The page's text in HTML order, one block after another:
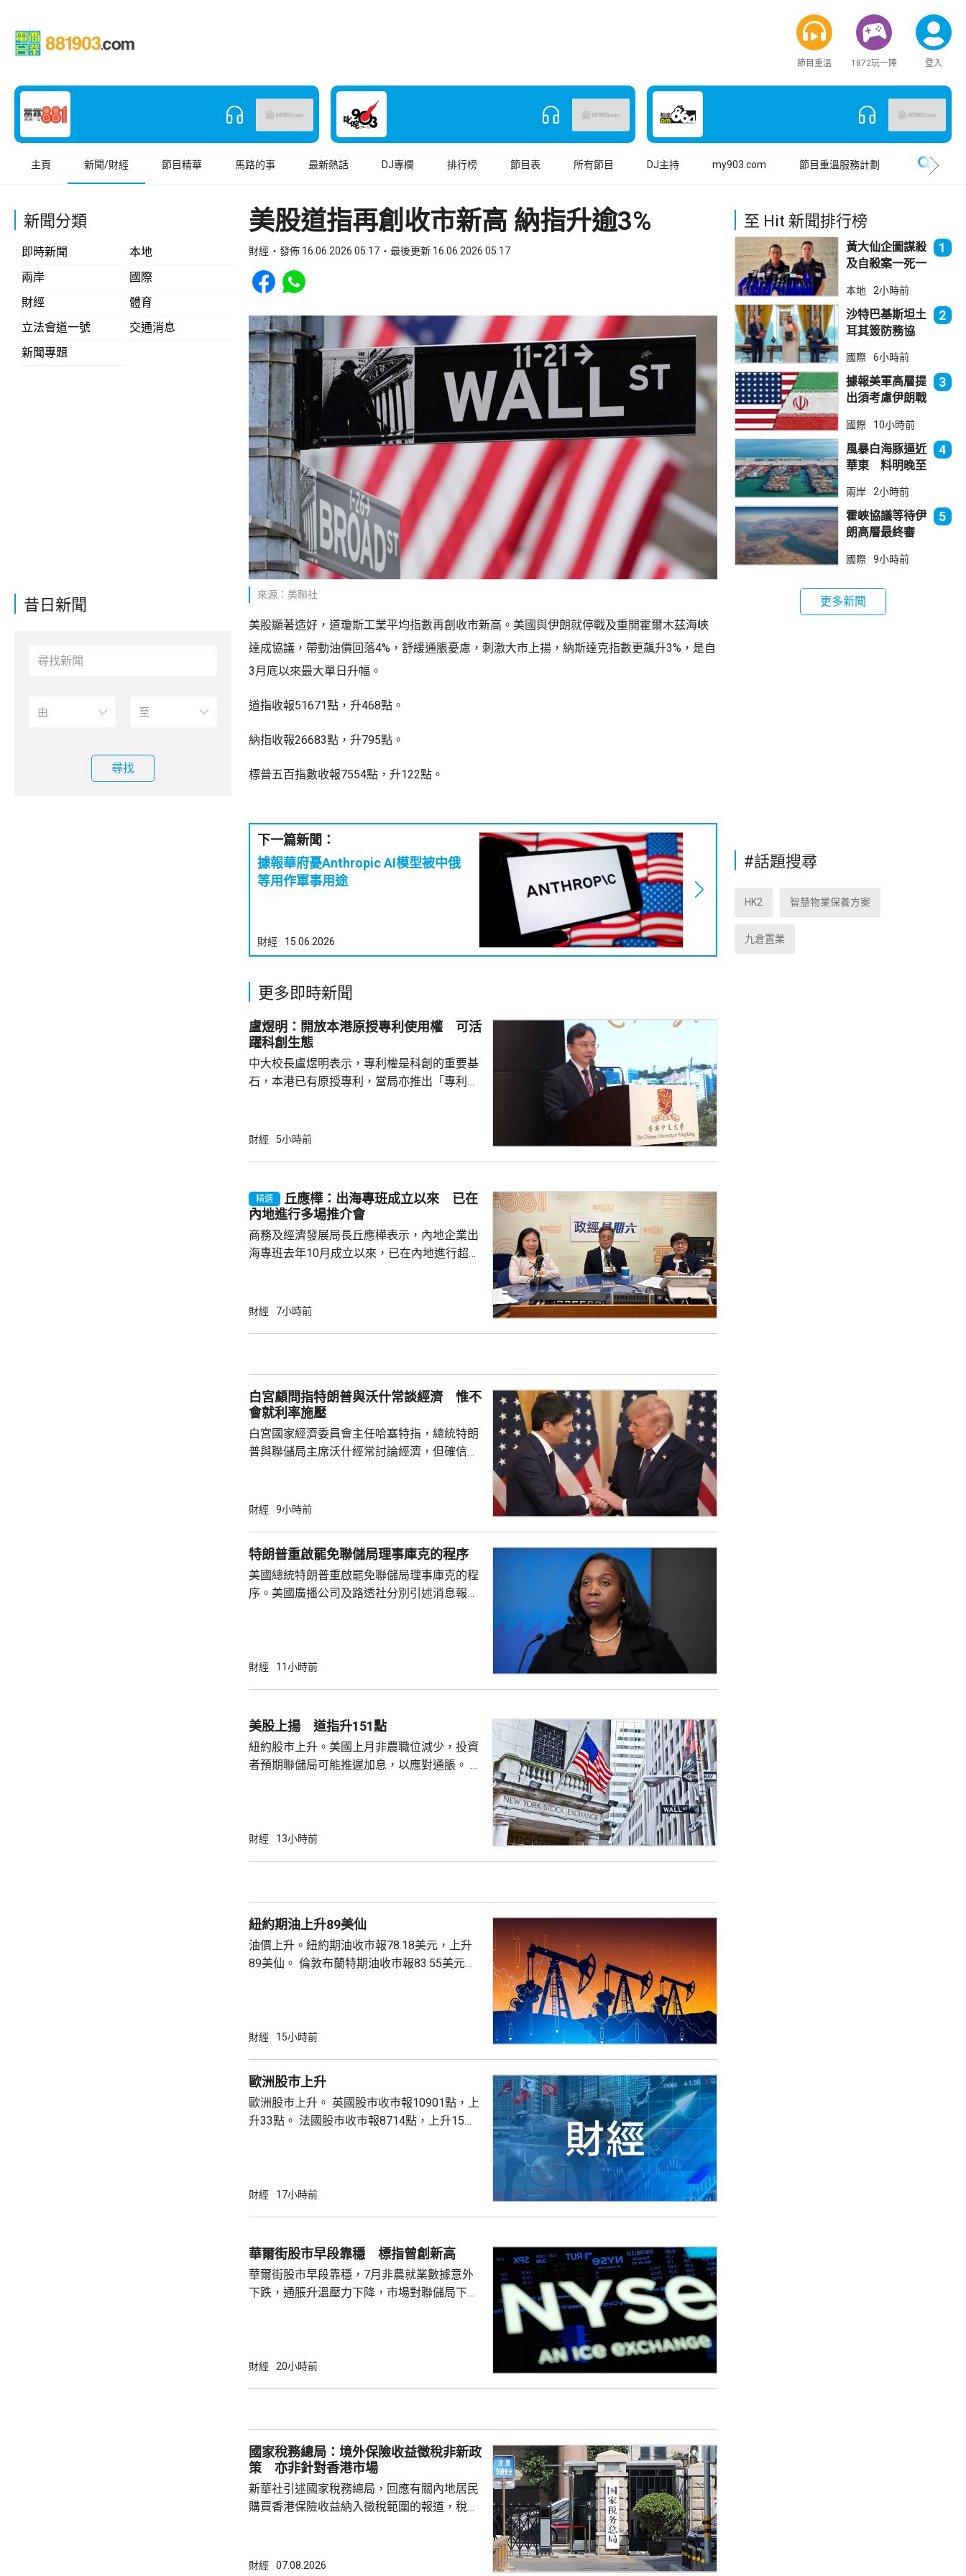
節目重溫 1872玩一陣 登入
主頁 新聞/財經 節目精華 馬路的事 最新熱話 DJ專欄 排行榜 節目表 所有節目 DJ主持 my903.com 節目重溫服務計劃
新聞分類
即時新聞
本地
兩岸
國際
財經
體育
立法會道一號
交通消息
新聞專題
昔日新聞
尋找
美股道指再創收市新高 納指升逾3%
財經 發佈 16.06.2026 05:17 最後更新 16.06.2026 05:17
Share to Facebook
Share to WhatsApp
來源：美聯社
美股顯著造好，道瓊斯工業平均指數再創收市新高。美國與伊朗就停戰及重開霍爾木茲海峽
達成協議，帶動油價回落4%，舒緩通脹憂慮，刺激大市上揚，納斯達克指數更飆升3%，是自
3月底以來最大單日升幅。
道指收報51671點，升468點。
納指收報26683點，升795點。
標普五百指數收報7554點，升122點。
下一篇新聞：
據報華府憂Anthropic AI模型被中俄
等用作軍事用途
財經 15.06.2026
更多即時新聞
盧煜明：開放本港原授專利使用權 可活
躍科創生態
中大校長盧煜明表示，專利權是科創的重要基
石，本港已有原授專利，當局亦推出「專利
使用，相信會有更多人來港申請專利，活躍本
產出獨角獸企業，必須依賴其他市場，例如大
灣區，及解決專利權方面弱點。盧煜明表示，
中大亦將把握北都帶來的機遇，已向政府提...
財經 5小時前
精選
丘應樺：出海專班成立以來 已在
內地進行多場推介會
商務及經濟發展局長丘應樺表示，內地企業出
海專班去年10月成立以來，已在內地進行超過
時，亦已帶同內地及香港企業隨團，簽訂96份
總部或公司，並在香港作籌融資，相信對香港
整體經濟有幫助，他下周出訪馬來...
財經 7小時前
白宮顧問指特朗普與沃什常談經濟 惟不
會就利率施壓
白宮國家經濟委員會主任哈塞特指，總統特朗
普與聯儲局主席沃什經常討論經濟，但確信特
什和特朗普長期以來關係非常密切，一直會討
見，令外界質疑特朗普可能試圖影響聯儲局決
策。不過日程顯示，沃什6月沒與特朗普通話
或會談，只是與財長貝森特進行三次早餐
財經 9小時前
特朗普重啟罷免聯儲局理事庫克的程序
美國總統特朗普重啟罷免聯儲局理事庫克的程
序。美國廣播公司及路透社分別引述消息報
事的誠信產生質疑，因此特朗普正考慮撒銷她
何正當理由可以解除庫克的職務。 特朗普去年
8月底亦曾以欺詐抵押貸款為由，解除庫...
財經 11小時前
美股上揚 道指升151點
紐約股巿上升。美國上月非農職位減少，投資
者預期聯儲局可能推遲加息，以應對通脹。 道
上升47點。 總計整個星期，納指上升5.2%。
財經 13小時前
紐約期油上升89美仙
油價上升。紐約期油收巿報78.18美元，上升
89美仙。 倫敦布蘭特期油收巿報83.55美元，
財經 15小時前
歐洲股巿上升
歐洲股巿上升。 英國股巿收巿報10901點，上
升33點。 法國股巿收巿報8714點，上升15
財經 17小時前
華爾街股市早段靠穩 標指曾創新高
華爾街股市早段靠穩，7月非農就業數據意外
下跌，通脹升溫壓力下降，市場對聯儲局下月
53965點，升80點； 標準普爾500指數報7737
財經 20小時前
國家稅務總局：境外保險收益徵稅非新政
策 亦非針對香港市場
新華社引述國家稅務總局，回應有關內地居民
購買香港保險收益納入徵稅範圍的報道，稅務
行納稅義務，境外保險收益也屬於應納稅所得
財經 07.08.2026
至 Hit 新聞排行榜
黃大仙企圖謀殺
及自殺案一死一
1
本地 2小時前
沙特巴基斯坦土
耳其簽防務協
林團結
2
國際 6小時前
據報美軍高層提
出須考慮伊朗戰
3
國際 10小時前
風暴白海豚逼近
華東 料明晚至
帶
4
兩岸 2小時前
霍峽協議等待伊
朗高層最終審
航道後解除封鎖
5
國際 9小時前
更多新聞
#話題搜尋
HK2 智慧物業保養方案
九倉置業